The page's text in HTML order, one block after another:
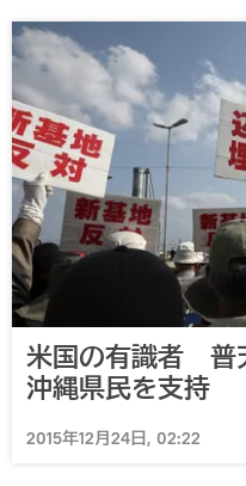
米国の有識者 普
沖縄県民を支持
2015年12月24日, 02:22